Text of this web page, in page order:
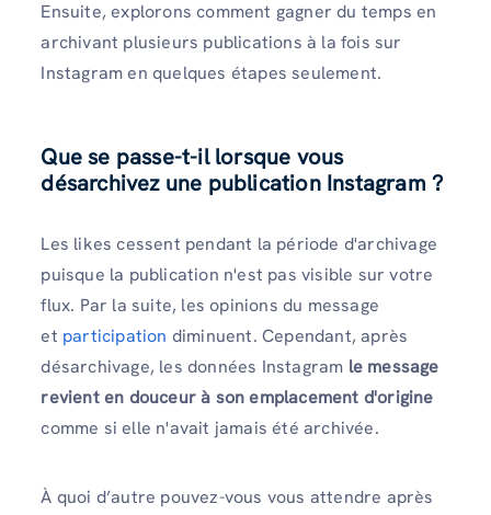
Ensuite, explorons comment gagner du temps en
archivant plusieurs publications à la fois sur
Instagram en quelques étapes seulement.
Que se passe-t-il lorsque vous
désarchivez une publication Instagram ?
Les likes cessent pendant la période d'archivage
puisque la publication n'est pas visible sur votre
flux. Par la suite, les opinions du message
et participation diminuent. Cependant, après
désarchivage, les données Instagram le message
revient en douceur à son emplacement d'origine
comme si elle n'avait jamais été archivée.
À quoi d’autre pouvez-vous vous attendre après